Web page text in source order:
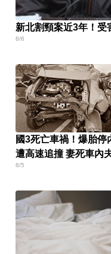
新北割頸案近3年！受
8/6
國3死亡車禍！爆胎停
遭高速追撞 妻死車內
醫
8/5